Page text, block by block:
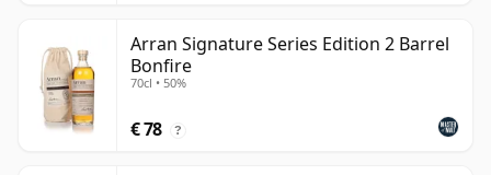
Arran Signature Series Edition 2 Barrel
Bonfire
70cl • 50%
€ 78 ?